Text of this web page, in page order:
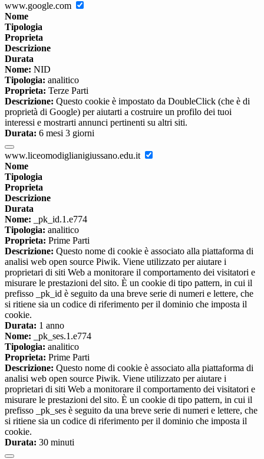
www.google.com
Nome
Tipologia
Proprieta
Descrizione
Durata
Nome: NID
Tipologia: analitico
Proprieta: Terze Parti
Descrizione: Questo cookie è impostato da DoubleClick (che è di
proprietà di Google) per aiutarti a costruire un profilo dei tuoi
interessi e mostrarti annunci pertinenti su altri siti.
Durata: 6 mesi 3 giorni
www.liceomodiglianigiussano.edu.it
Nome
Tipologia
Proprieta
Descrizione
Durata
Nome: _pk_id.1.e774
Tipologia: analitico
Proprieta: Prime Parti
Descrizione: Questo nome di cookie è associato alla piattaforma di
analisi web open source Piwik. Viene utilizzato per aiutare i
proprietari di siti Web a monitorare il comportamento dei visitatori e
misurare le prestazioni del sito. È un cookie di tipo pattern, in cui il
prefisso _pk_id è seguito da una breve serie di numeri e lettere, che
si ritiene sia un codice di riferimento per il dominio che imposta il
cookie.
Durata: 1 anno
Nome: _pk_ses.1.e774
Tipologia: analitico
Proprieta: Prime Parti
Descrizione: Questo nome di cookie è associato alla piattaforma di
analisi web open source Piwik. Viene utilizzato per aiutare i
proprietari di siti Web a monitorare il comportamento dei visitatori e
misurare le prestazioni del sito. È un cookie di tipo pattern, in cui il
prefisso _pk_ses è seguito da una breve serie di numeri e lettere, che
si ritiene sia un codice di riferimento per il dominio che imposta il
cookie.
Durata: 30 minuti